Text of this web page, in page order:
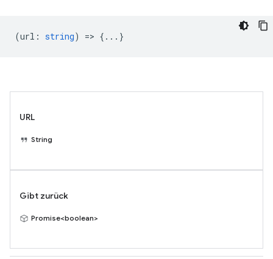
(url : string) => {...}
URL
String
Gibt zurück
Promise<boolean>